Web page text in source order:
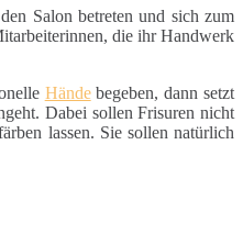
Salon betreten und sich zum
die ihr Handwerk
Händebegeben, dann setzt
Dabei sollen Frisuren nicht
lassen. Sie sollen natürlich